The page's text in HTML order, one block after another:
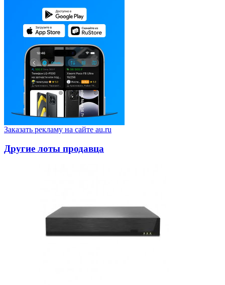
Заказать рекламу на сайте au.ru
Другие лоты продавца